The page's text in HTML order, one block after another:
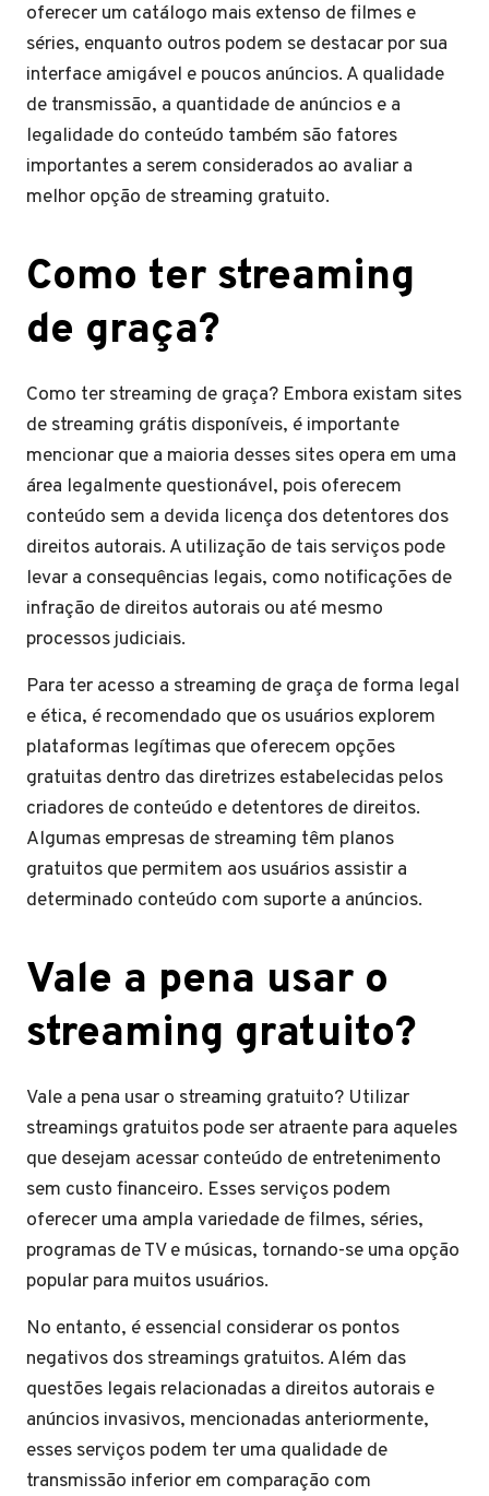
oferecer um catálogo mais extenso de filmes e
séries, enquanto outros podem se destacar por sua
interface amigável e poucos anúncios. A qualidade
de transmissão, a quantidade de anúncios e a
legalidade do conteúdo também são fatores
importantes a serem considerados ao avaliar a
melhor opção de streaming gratuito.
Como ter streaming
de graça?
Como ter streaming de graça? Embora existam sites
de streaming grátis disponíveis, é importante
mencionar que a maioria desses sites opera em uma
área legalmente questionável, pois oferecem
conteúdo sem a devida licença dos detentores dos
direitos autorais. A utilização de tais serviços pode
levar a consequências legais, como notificações de
infração de direitos autorais ou até mesmo
processos judiciais.
Para ter acesso a streaming de graça de forma legal
e ética, é recomendado que os usuários explorem
plataformas legítimas que oferecem opções
gratuitas dentro das diretrizes estabelecidas pelos
criadores de conteúdo e detentores de direitos.
Algumas empresas de streaming têm planos
gratuitos que permitem aos usuários assistir a
determinado conteúdo com suporte a anúncios.
Vale a pena usar o
streaming gratuito?
Vale a pena usar o streaming gratuito? Utilizar
streamings gratuitos pode ser atraente para aqueles
que desejam acessar conteúdo de entretenimento
sem custo financeiro. Esses serviços podem
oferecer uma ampla variedade de filmes, séries,
programas de TV e músicas, tornando-se uma opção
popular para muitos usuários.
No entanto, é essencial considerar os pontos
negativos dos streamings gratuitos. Além das
questões legais relacionadas a direitos autorais e
anúncios invasivos, mencionadas anteriormente,
esses serviços podem ter uma qualidade de
transmissão inferior em comparação com